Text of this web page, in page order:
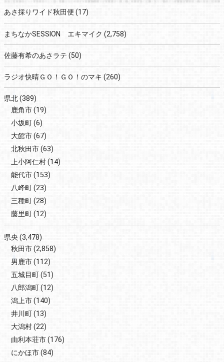
あさ採りワイド秋田便 (17)
まちなかSESSION エキマイク (2,758)
佐藤有希のあさラテ (50)
ラジオ快晴ＧＯ！ＧＯ！のマキ (260)
県北(389)
鹿角市(19)
小坂町(6)
大館市(67)
北秋田市(63)
上小阿仁村(14)
能代市(153)
八峰町(23)
三種町(28)
藤里町(12)
県央 (3,478)
秋田市(2,858)
男鹿市(112)
五城目町(51)
八郎潟町(12)
潟上市(140)
井川町(13)
大潟村(22)
由利本荘市(176)
にかほ市(84)